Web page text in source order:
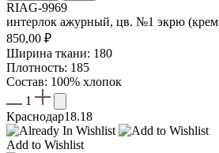
RIAG-9969
интерлок ажурный, цв. №1 экрю
850,00 ₽
Ширина ткани: 180
Плотность: 185
Состав: 100% хлопок
1
Краснодар18.18
Add to Wishlist